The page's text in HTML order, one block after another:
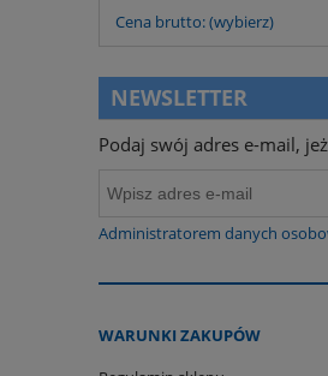
Cena brutto: (wybierz)
NEWSLETTER
Podaj swój adres e-mail,
Administratorem danych
WARUNKI ZAKUPÓW